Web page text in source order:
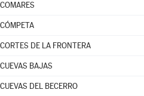
COMARES
CÓMPETA
CORTES DE LA FRONTERA
CUEVAS BAJAS
CUEVAS DEL BECERRO